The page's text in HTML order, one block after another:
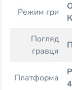
Режим гри
Погляд
гравця
Платформа
4